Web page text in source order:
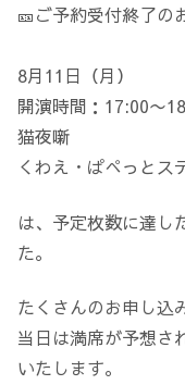
🎫ご予約受付終了の
8月11日（月）
開演時間：17:00〜
猫夜噺
くわえ・ぱぺっとス
は、予定枚数に達し
た。
たくさんのお申し込
当日は満席が予想さ
いたします。